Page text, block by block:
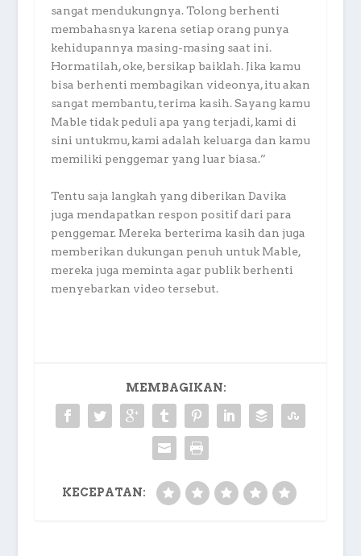
sangat mendukungnya. Tolong berhenti
membahasnya karena setiap orang punya
kehidupannya masing-masing saat ini.
Hormatilah, oke, bersikap baiklah. Jika kamu
bisa berhenti membagikan videonya, itu akan
sangat membantu, terima kasih. Sayang kamu
Mable tidak peduli apa yang terjadi, kami di
sini untukmu, kami adalah keluarga dan kamu
memiliki penggemar yang luar biasa.”
Tentu saja langkah yang diberikan Davika
juga mendapatkan respon positif dari para
penggemar. Mereka berterima kasih dan juga
memberikan dukungan penuh untuk Mable,
mereka juga meminta agar publik berhenti
menyebarkan video tersebut.
MEMBAGIKAN:
KECEPATAN: